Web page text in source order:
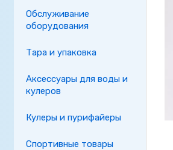
Обслуживание
оборудования
Тара и упаковка
Аксессуары для воды и
кулеров
Кулеры и пурифайеры
Спортивные товары